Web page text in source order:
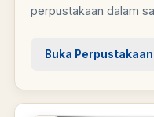
perpustakaan dalam
Buka Perpustakaan